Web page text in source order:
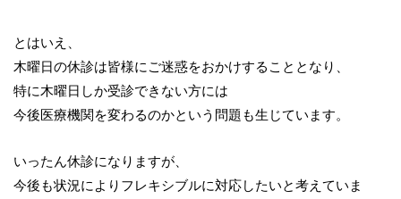
とはいえ、
木曜日の休診は皆様にご迷惑をおかけすることとなり、
特に木曜日しか受診できない方には
今後医療機関を変わるのかという問題も生じています。
いったん休診になりますが、
今後も状況によりフレキシブルに対応したいと考えていま